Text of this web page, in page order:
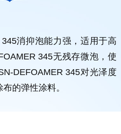
消抑泡能力强，适用于高
345无残存微泡，使
DEFOAMER 345对光泽度
的弹性涂料。